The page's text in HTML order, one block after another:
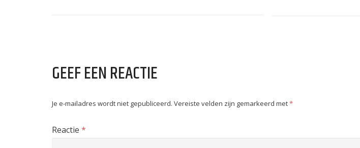
GEEF EEN REACTIE
Je e-mailadres wordt niet gepubliceerd. Vereiste velden zijn gemarkeerd met*
Reactie *